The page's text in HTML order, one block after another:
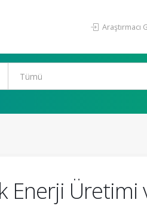
Araştırmacı
Enerji Üretimi